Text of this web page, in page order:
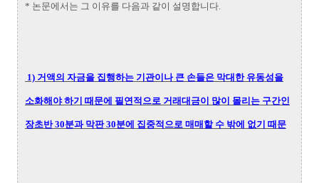
* 논문에서는 그 이유를 다음과 같이 설명합니다.
1) 거액의 자금을 집행하는 기관이나 큰 손들은 막대한 유동성을
소화해야 하기 때문에 필연적으로 거래대금이 많이 몰리는 구간인
장초반 30분과 막판 30분에 집중적으로 매매할 수 밖에 없기 때문